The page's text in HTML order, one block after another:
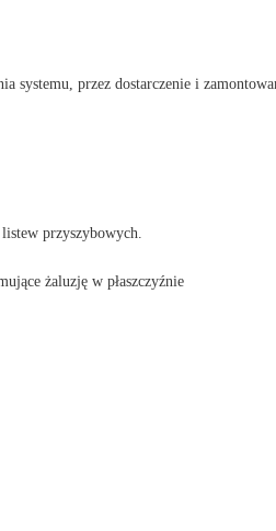
systemu, przez dostarczenie i
przyszybowych.
żaluzję w płaszczyźnie